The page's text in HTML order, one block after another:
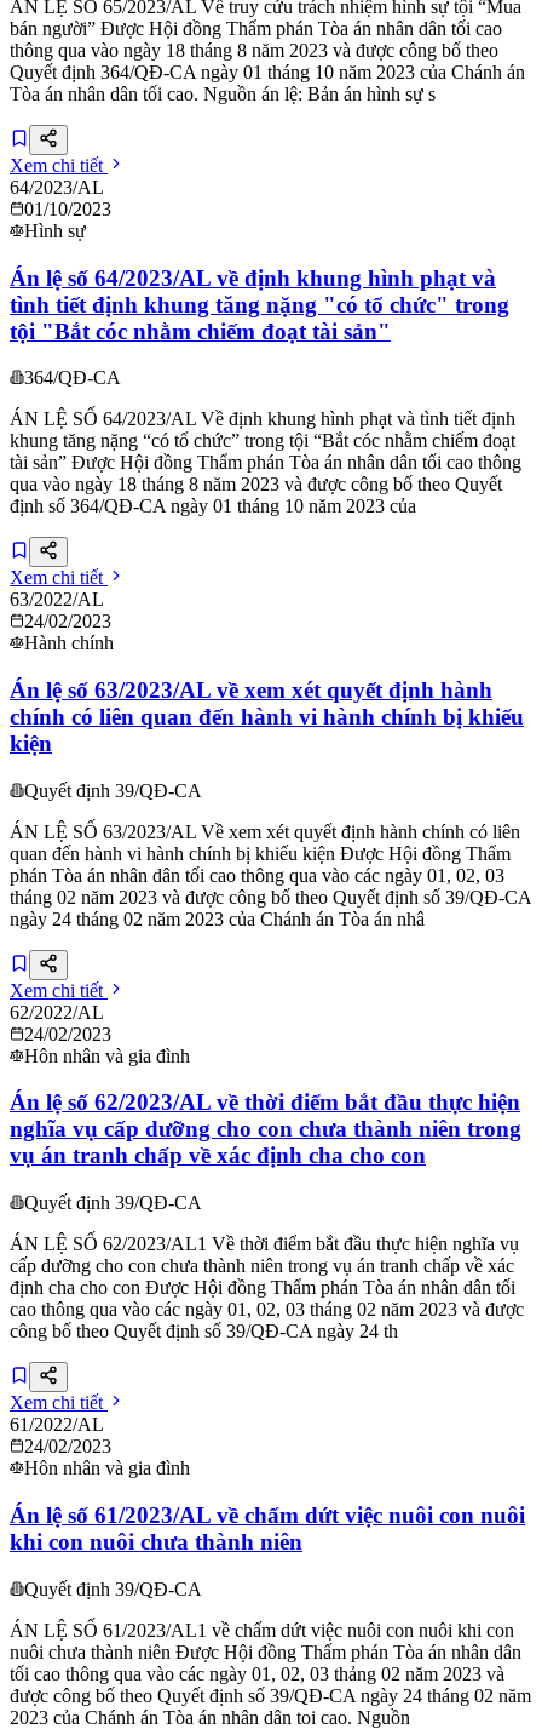
ÁN LỆ SỐ 65/2023/AL Về truy cứu trách nhiệm hình sự tội “Mua
bán người” Được Hội đồng Thẩm phán Tòa án nhân dân tối cao
thông qua vào ngày 18 tháng 8 năm 2023 và được công bố theo
Quyết định 364/QĐ-CA ngày 01 tháng 10 năm 2023 của Chánh án
Tòa án nhân dân tối cao. Nguồn án lệ: Bản án hình sự s
Xem chi tiết
64/2023/AL
01/10/2023
Hình sự
Án lệ số 64/2023/AL về định khung hình phạt và
tình tiết định khung tăng nặng "có tổ chức" trong
tội "Bắt cóc nhằm chiếm đoạt tài sản"
364/QĐ-CA
ÁN LỆ SỐ 64/2023/AL Về định khung hình phạt và tình tiết định
khung tăng nặng “có tổ chức” trong tội “Bắt cóc nhằm chiếm đoạt
tài sản” Được Hội đồng Thẩm phán Tòa án nhân dân tối cao thông
qua vào ngày 18 tháng 8 năm 2023 và được công bố theo Quyết
định số 364/QĐ-CA ngày 01 tháng 10 năm 2023 của
Xem chi tiết
63/2022/AL
24/02/2023
Hành chính
Án lệ số 63/2023/AL về xem xét quyết định hành
chính có liên quan đến hành vi hành chính bị khiếu
kiện
Quyết định 39/QĐ-CA
ÁN LỆ SỐ 63/2023/AL Về xem xét quyết định hành chính có liên
quan đến hành vi hành chính bị khiếu kiện Được Hội đồng Thẩm
phán Tòa án nhân dân tối cao thông qua vào các ngày 01, 02, 03
tháng 02 năm 2023 và được công bố theo Quyết định số 39/QĐ-CA
ngày 24 tháng 02 năm 2023 của Chánh án Tòa án nhâ
Xem chi tiết
62/2022/AL
24/02/2023
Hôn nhân và gia đình
Án lệ số 62/2023/AL về thời điểm bắt đầu thực hiện
nghĩa vụ cấp dưỡng cho con chưa thành niên trong
vụ án tranh chấp về xác định cha cho con
Quyết định 39/QĐ-CA
ÁN LỆ SỐ 62/2023/AL1 Về thời điểm bắt đầu thực hiện nghĩa vụ
cấp dưỡng cho con chưa thành niên trong vụ án tranh chấp về xác
định cha cho con Được Hội đồng Thẩm phán Tòa án nhân dân tối
cao thông qua vào các ngày 01, 02, 03 tháng 02 năm 2023 và được
công bố theo Quyết định số 39/QĐ-CA ngày 24 th
Xem chi tiết
61/2022/AL
24/02/2023
Hôn nhân và gia đình
Án lệ số 61/2023/AL về chấm dứt việc nuôi con nuôi
khi con nuôi chưa thành niên
Quyết định 39/QĐ-CA
ÁN LỆ SỐ 61/2023/AL1 về chấm dứt việc nuôi con nuôi khi con
nuôi chưa thành niên Được Hội đồng Thấm phán Tòa án nhân dân
tối cao thông qua vào các ngày 01, 02, 03 thảng 02 năm 2023 và
được công bố theo Quyết định số 39/QĐ-CA ngày 24 tháng 02 năm
2023 của Chánh án Tòa án nhân dân toi cao. Nguồn